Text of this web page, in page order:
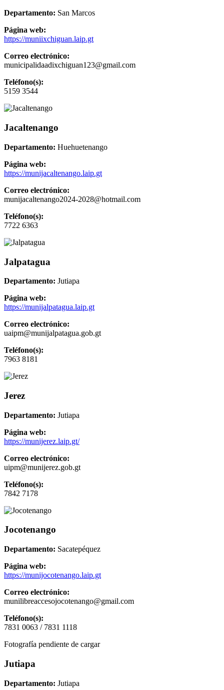
Departamento: San Marcos
Página web:
https://muniixchiguan.laip.gt
Correo electrónico:
municipalidaadixchiguan123@gmail.com
Teléfono(s):
5159 3544
Jacaltenango
Departamento: Huehuetenango
Página web:
https://munijacaltenango.laip.gt
Correo electrónico:
munijacaltenango2024-2028@hotmail.com
Teléfono(s):
7722 6363
Jalpatagua
Departamento: Jutiapa
Página web:
https://munijalpatagua.laip.gt
Correo electrónico:
uaipm@munijalpatagua.gob.gt
Teléfono(s):
7963 8181
Jerez
Departamento: Jutiapa
Página web:
https://munijerez.laip.gt/
Correo electrónico:
uipm@munijerez.gob.gt
Teléfono(s):
7842 7178
Jocotenango
Departamento: Sacatepéquez
Página web:
https://munijocotenango.laip.gt
Correo electrónico:
munilibreaccesojocotenango@gmail.com
Teléfono(s):
7831 0063 / 7831 1118
Fotografía pendiente de cargar
Jutiapa
Departamento: Jutiapa